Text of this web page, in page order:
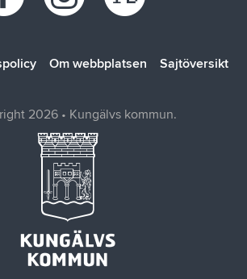
Kungälv Energi
Om webbplatsen
Sajtöversikt
2026 • Kungälvs kommun.